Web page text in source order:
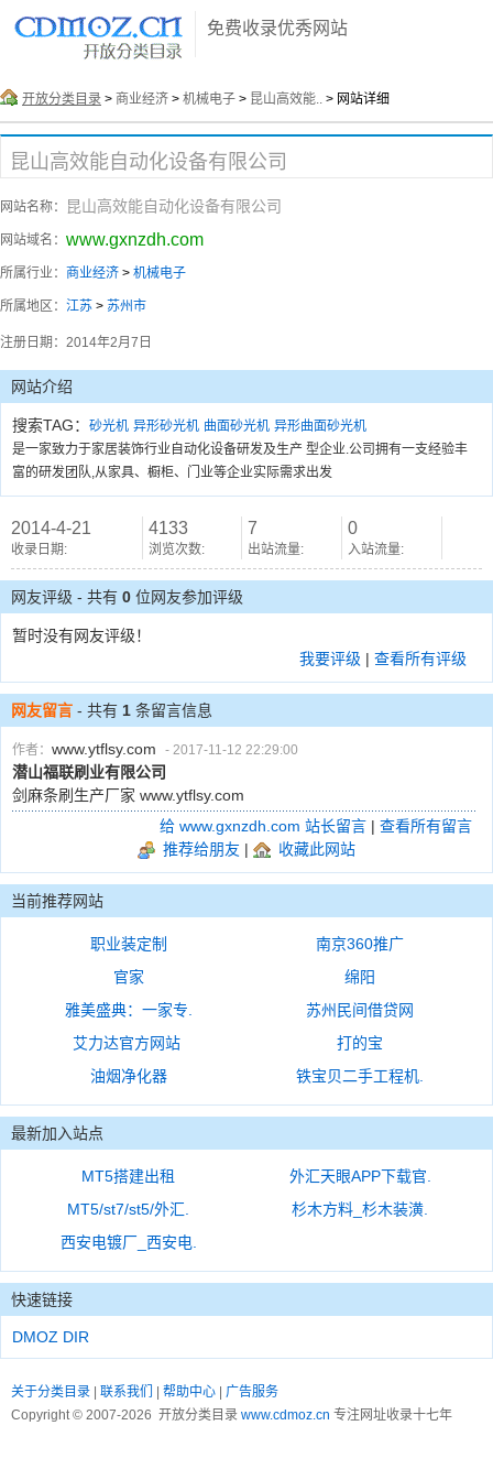
免费收录优秀网站
开放分类目录 > 商业经济 > 机械电子 > 昆山高效能.. > 网站详细
昆山高效能自动化设备有限公司
网站名称： 昆山高效能自动化设备有限公司
网站域名： www.gxnzdh.com
所属行业： 商业经济 > 机械电子
所属地区： 江苏 > 苏州市
注册日期： 2014年2月7日
网站介绍
搜索TAG： 砂光机 异形砂光机 曲面砂光机 异形曲面砂光机
是一家致力于家居装饰行业自动化设备研发及生产 型企业.公司拥有一支经验丰
富的研发团队,从家具、橱柜、门业等企业实际需求出发
2014-4-21
收录日期:
4133
浏览次数:
7
出站流量:
0
入站流量:
网友评级 - 共有 0 位网友参加评级
暂时没有网友评级！
我要评级 | 查看所有评级
网友留言 - 共有 1 条留言信息
作者： www.ytflsy.com - 2017-11-12 22:29:00
潜山福联刷业有限公司
剑麻条刷生产厂家 www.ytflsy.com
给 www.gxnzdh.com 站长留言 | 查看所有留言
推荐给朋友 | 收藏此网站
当前推荐网站
职业装定制
南京360推广
官家
绵阳
雅美盛典：一家专.
苏州民间借贷网
艾力达官方网站
打的宝
油烟净化器
铁宝贝二手工程机.
最新加入站点
MT5搭建出租
外汇天眼APP下载官.
MT5/st7/st5/外汇.
杉木方料_杉木装潢.
西安电镀厂_西安电.
快速链接
DMOZ DIR
关于分类目录 联系我们 帮助中心
广告服务
Copyright © 2007-2026 开放分类目录 www.cdmoz.cn 专注网址收录十七年